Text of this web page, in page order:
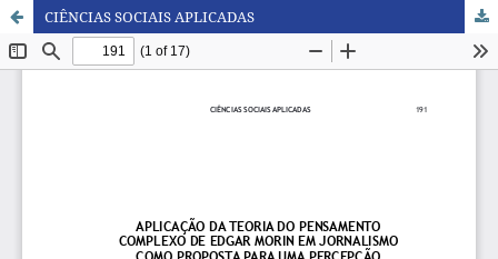
CIÊNCIAS SOCIAIS APLICADAS